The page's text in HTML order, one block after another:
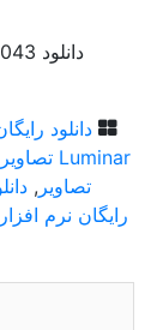
دانلود
Luminar تصاویر
تصاویر ,
رایگان نرم